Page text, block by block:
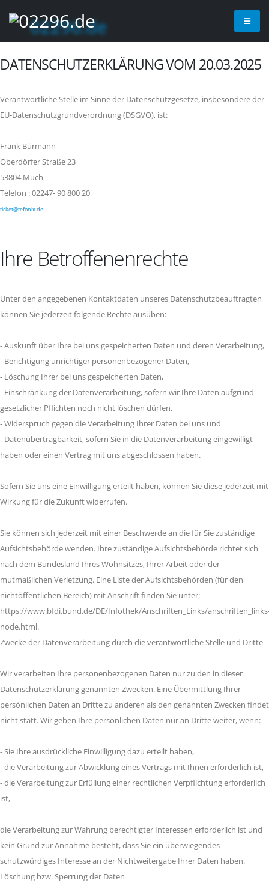
DATENSCHUTZERKLÄRUNG VOM 20.03.2025
Verantwortliche Stelle im Sinne der Datenschutzgesetze, insbesondere der
EU-Datenschutzgrundverordnung (DSGVO), ist:
Frank Bürmann
Oberdörfer Straße 23
53804 Much
Telefon : 02247- 90 800 20
ticket@tefonix.de
Ihre Betroffenenrechte
Unter den angegebenen Kontaktdaten unseres Datenschutzbeauftragten
können Sie jederzeit folgende Rechte ausüben:
- Auskunft über Ihre bei uns gespeicherten Daten und deren Verarbeitung,
- Berichtigung unrichtiger personenbezogener Daten,
- Löschung Ihrer bei uns gespeicherten Daten,
- Einschränkung der Datenverarbeitung, sofern wir Ihre Daten aufgrund
gesetzlicher Pflichten noch nicht löschen dürfen,
- Widerspruch gegen die Verarbeitung Ihrer Daten bei uns und
- Datenübertragbarkeit, sofern Sie in die Datenverarbeitung eingewilligt
haben oder einen Vertrag mit uns abgeschlossen haben.
Sofern Sie uns eine Einwilligung erteilt haben, können Sie diese jederzeit mit
Wirkung für die Zukunft widerrufen.
Sie können sich jederzeit mit einer Beschwerde an die für Sie zuständige
Aufsichtsbehörde wenden. Ihre zuständige Aufsichtsbehörde richtet sich
nach dem Bundesland Ihres Wohnsitzes, Ihrer Arbeit oder der
mutmaßlichen Verletzung. Eine Liste der Aufsichtsbehörden (für den
nichtöffentlichen Bereich) mit Anschrift finden Sie unter:
https://www.bfdi.bund.de/DE/Infothek/Anschriften_Links/
node.html.
Zwecke der Datenverarbeitung durch die verantwortliche Stelle und Dritte
Wir verarbeiten Ihre personenbezogenen Daten nur zu den in dieser
Datenschutzerklärung genannten Zwecken. Eine Übermittlung Ihrer
persönlichen Daten an Dritte zu anderen als den genannten Zwecken findet
nicht statt. Wir geben Ihre persönlichen Daten nur an Dritte weiter, wenn:
- Sie Ihre ausdrückliche Einwilligung dazu erteilt haben,
- die Verarbeitung zur Abwicklung eines Vertrags mit Ihnen erforderlich ist,
- die Verarbeitung zur Erfüllung einer rechtlichen Verpflichtung erforderlich
ist,
die Verarbeitung zur Wahrung berechtigter Interessen erforderlich ist und
kein Grund zur Annahme besteht, dass Sie ein überwiegendes
schutzwürdiges Interesse an der Nichtweitergabe Ihrer Daten haben.
Löschung bzw. Sperrung der Daten